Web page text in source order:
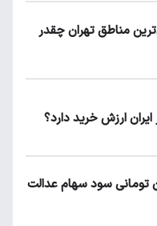
مناطق تهران چقدر
۳ میلیون تومانی سود سهام عدالت